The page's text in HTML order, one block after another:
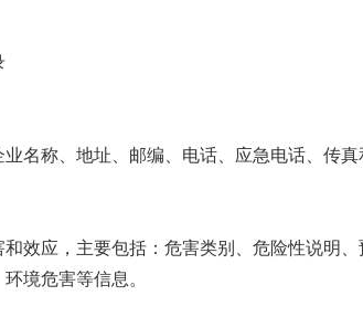
名称、地址、邮编、电话、应急电话、传真
效应，主要包括：危害类别、危险性说明
境危害等信息。